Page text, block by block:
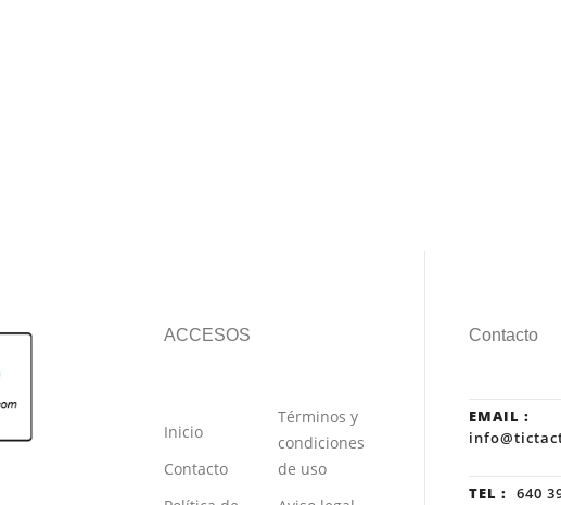
ACCESOS
Inicio
Contacto
Términos y
condiciones
de uso
Contacto
EMAIL :
TEL : 640